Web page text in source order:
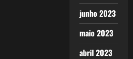
junho 2023
maio 2023
abril 2023